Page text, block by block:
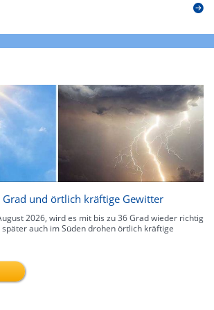
Grad und örtlich kräftige Gewitter
2026, wird es mit bis zu 36 Grad wieder richtig
auch im Süden drohen örtlich kräftige